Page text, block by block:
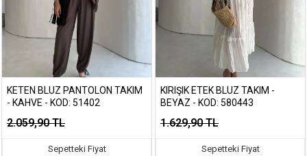
KETEN BLUZ PANTOLON TAKIM
- KAHVE - KOD: 51402
2.059,90 TL
Sepetteki Fiyat
KIRIŞIK ETEK BLUZ TAKIM -
BEYAZ - KOD: 580443
1.629,90 TL
Sepetteki Fiyat